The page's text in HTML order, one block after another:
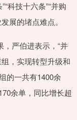
科技十六条”“并购
展的堵点难点。
严伯进表示，“并
，实现转型升级和
的一共有1400余
余单，同比增长超